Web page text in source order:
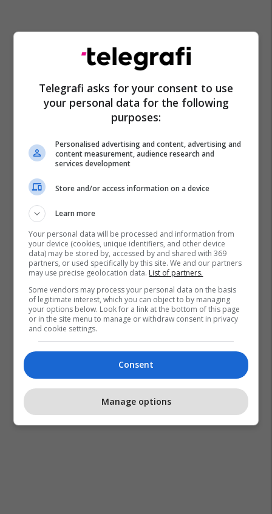
Telegrafi asks for your consent to use
your personal data for the following
purposes:
Personalised advertising and content, advertising and
content measurement, audience research and
services development
Store and/or access information on a device
Learn more
Your personal data will be processed and information from
your device (cookies, unique identifiers, and other device
data) may be stored by, accessed by and shared with 369
partners, or used specifically by this site. We and our partners
may use precise geolocation data. List of partners.
Some vendors may process your personal data on the basis
of legitimate interest, which you can object to by managing
your options below. Look for a link at the bottom of this page
or in the site menu to manage or withdraw consent in privacy
and cookie settings.
Consent
Manage options